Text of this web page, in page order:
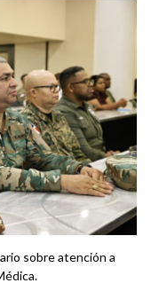
sobre atención a